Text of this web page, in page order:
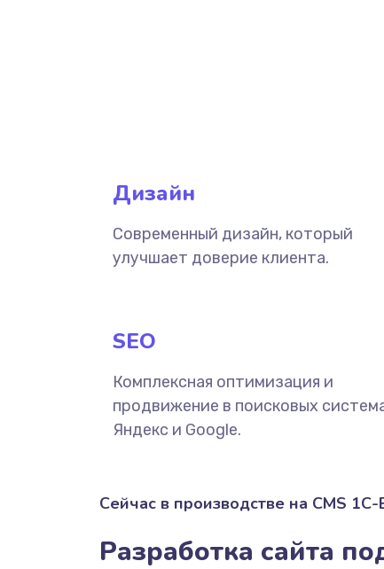
Дизайн
Современный дизайн, который
улучшает доверие клиента.
SEO
Комплексная оптимизация и
продвижение в поисковых
Яндекс и Google.
Сейчас в производстве на CMS 1С-
Разработка сайта